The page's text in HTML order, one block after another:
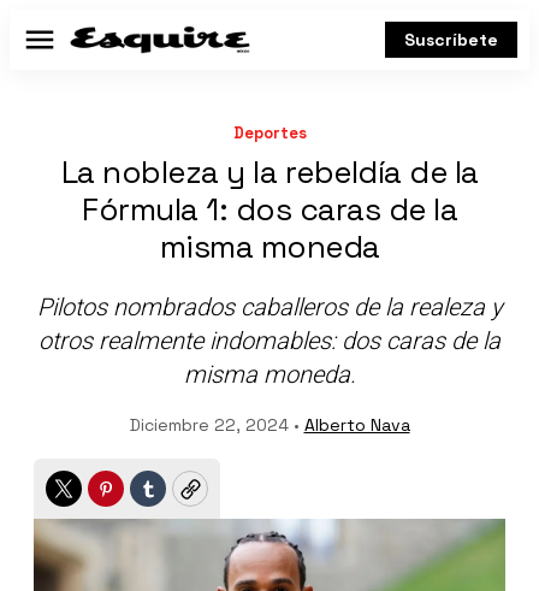
Menú Suscríbete
Deportes
La nobleza y la rebeldía de la
Fórmula 1: dos caras de la
misma moneda
Pilotos nombrados caballeros de la realeza y
otros realmente indomables: dos caras de la
misma moneda.
Diciembre 22, 2024 • Alberto Nava
TwitterPinterest
TumblrCopy